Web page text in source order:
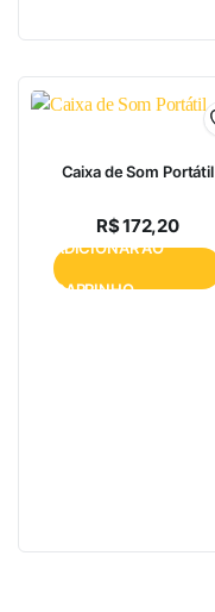
Caixa de Som Portátil
R$172,20
ADICIONAR AO
CARRINHO